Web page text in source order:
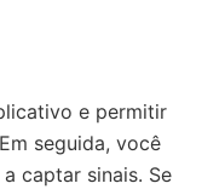
e permitir
seguida, você
captar sinais. Se